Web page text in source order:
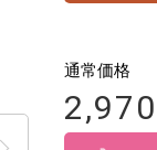
通常価格
2,970